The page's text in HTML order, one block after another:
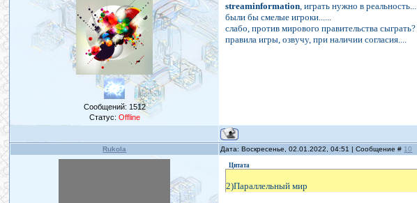
Сообщений: 1512
Статус: Offline
streaminformation, играть нужно в реальность...
были бы смелые игроки......
слабо, против мирового правительства сыграть?
правила игры, озвучу, при наличии согласия....
Rukola Дата: Воскресенье, 02.01.2022, 04:51 | Сообщение # 10
Цитата
2)Параллельный мир